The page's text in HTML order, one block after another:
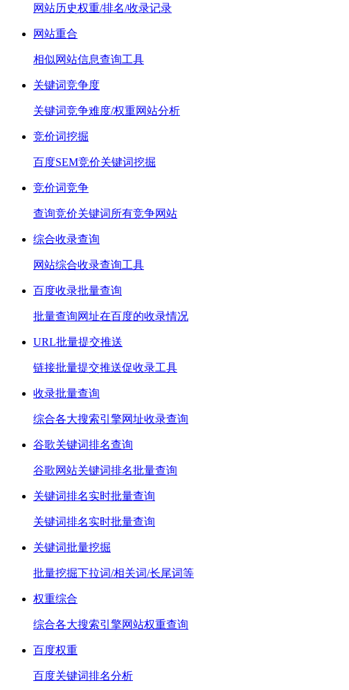
网站历史权重/排名/收录记录
网站重合
相似网站信息查询工具
关键词竞争度
关键词竞争难度/权重网站分析
竞价词挖掘
百度SEM竞价关键词挖掘
竞价词竞争
查询竞价关键词所有竞争网站
综合收录查询
网站综合收录查询工具
百度收录批量查询
批量查询网址在百度的收录情况
URL批量提交推送
链接批量提交推送促收录工具
收录批量查询
综合各大搜索引擎网址收录查询
谷歌关键词排名查询
谷歌网站关键词排名批量查询
关键词排名实时批量查询
关键词排名实时批量查询
关键词批量挖掘
批量挖掘下拉词/相关词/长尾词等
权重综合
综合各大搜索引擎网站权重查询
百度权重
百度关键词排名分析